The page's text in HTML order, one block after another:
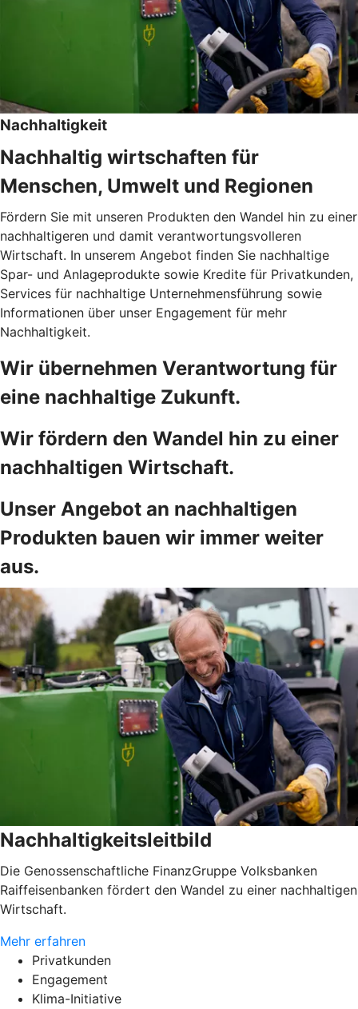
Nachhaltigkeit
Nachhaltig wirtschaften für
Menschen, Umwelt und Regionen
Fördern Sie mit unseren Produkten den Wandel hin zu einer
nachhaltigeren und damit verantwortungsvolleren
Wirtschaft. In unserem Angebot finden Sie nachhaltige
Spar- und Anlageprodukte sowie Kredite für Privatkunden,
Services für nachhaltige Unternehmensführung sowie
Informationen über unser Engagement für mehr
Nachhaltigkeit.
Wir übernehmen Verantwortung für
eine nachhaltige Zukunft.
Wir fördern den Wandel hin zu einer
nachhaltigen Wirtschaft.
Unser Angebot an nachhaltigen
Produkten bauen wir immer weiter
aus.
Nachhaltigkeitsleitbild
Die Genossenschaftliche FinanzGruppe Volksbanken
Raiffeisenbanken fördert den Wandel zu einer nachhaltigen
Wirtschaft.
Mehr erfahren
Privatkunden
Engagement
Klima-Initiative